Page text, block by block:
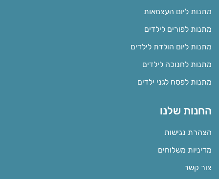
מתנות ליום העצמאות
מתנות לפורים לילדים
מתנות ליום הולדת לילדים
מתנות לחנוכה לילדים
מתנות לפסח לגני ילדים
החנות שלנו
הצהרת נגישות
מדיניות משלוחים
צור קשר